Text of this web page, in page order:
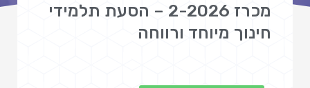
מכרז 2-2026 – הסעת תלמידי
חינוך מיוחד ורווחה